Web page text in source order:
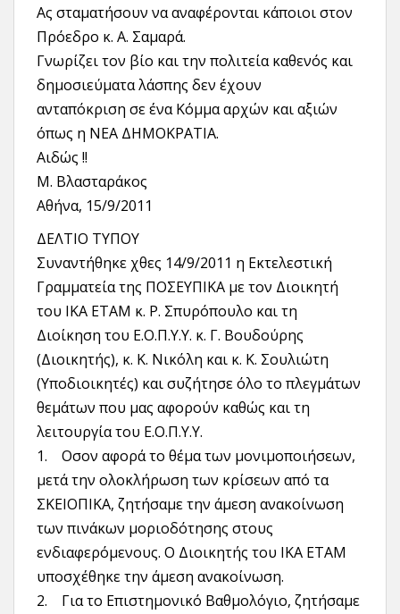
Ας σταματήσουν να αναφέρονται κάποιοι στον
Πρόεδρο κ. Α. Σαμαρά.
Γνωρίζει τον βίο και την πολιτεία καθενός και
δημοσιεύματα λάσπης δεν έχουν
ανταπόκριση σε ένα Κόμμα αρχών και αξιών
όπως η ΝΕΑ ΔΗΜΟΚΡΑΤΙΑ.
Αιδώς !!
Μ. Βλασταράκος
Αθήνα, 15/9/2011
ΔΕΛΤΙΟ ΤΥΠΟΥ
Συναντήθηκε χθες 14/9/2011 η Εκτελεστική
Γραμματεία της ΠΟΣΕΥΠΙΚΑ με τον Διοικητή
του ΙΚΑ ΕΤΑΜ κ. Ρ. Σπυρόπουλο και τη
Διοίκηση του Ε.Ο.Π.Υ.Υ. κ. Γ. Βουδούρης
(Διοικητής), κ. Κ. Νικόλη και κ. Κ. Σουλιώτη
(Υποδιοικητές) και συζήτησε όλο το πλεγμάτων
θεμάτων που μας αφορούν καθώς και τη
λειτουργία του Ε.Ο.Π.Υ.Υ.
1. Οσον αφορά το θέμα των μονιμοποιήσεων,
μετά την ολοκλήρωση των κρίσεων από τα
ΣΚΕΙΟΠΙΚΑ, ζητήσαμε την άμεση ανακοίνωση
των πινάκων μοριοδότησης στους
ενδιαφερόμενους. Ο Διοικητής του ΙΚΑ ΕΤΑΜ
υποσχέθηκε την άμεση ανακοίνωση.
2. Για το Επιστημονικό Βαθμολόγιο, ζητήσαμε